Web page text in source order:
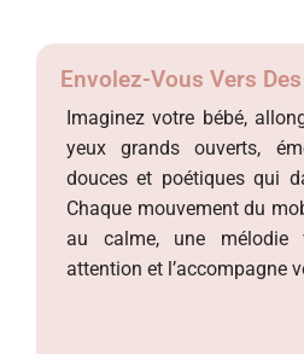
Envolez-Vous Vers
Imaginez votre bébé,
yeux grands ouverts,
douces et poétiques qui
Chaque mouvement du
au calme, une mélodie
attention et l’accompagne